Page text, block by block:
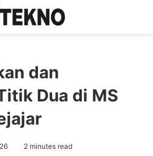
dan
Dua di MS
2 minutes read